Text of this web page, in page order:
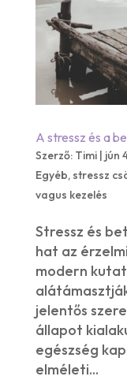
A stressz és a
Szerző: Timi| jún
Egyéb, stressz
vagus kezelés
Stressz és
hat az
modern
jelentős
állapot
egészség
elméleti...